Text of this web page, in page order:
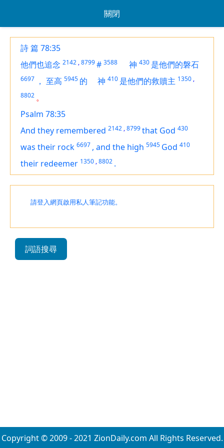
關閉
詩 篇 78:35
他們也追念 2142 ,8799# 3588 神 430 是他們的磐石
6697 ， 至高 5945 的 神 410 是他們的救贖主 1350 ,
8802 。
Psalm 78:35
And they remembered 2142 ,8799that God 430
was their rock 6697 , and the high 5945 God 410
their redeemer 1350 ,8802 .
請登入網頁啟用私人筆記功能。
詞語搜尋
Copyright © 2009 - 2021 ZionDaily.com All Rights Reserved.